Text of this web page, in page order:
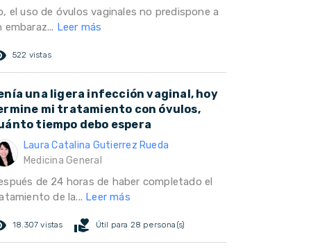
el uso de óvulos vaginales no predispone a
embaraz... Leer más
522 vistas
una ligera infección vaginal, hoy
mi tratamiento con óvulos,
tiempo debo espera
Laura Catalina Gutierrez Rueda
Medicina General
de 24 horas de haber completado el
de la... Leer más
18.307 vistas volunteer_activism Útil para 28 persona(s)